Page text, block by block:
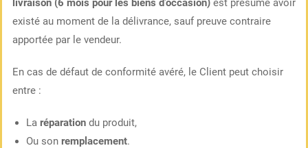
livraison (6 mois pour les biens d’occasion)est présumé avoir
existé au moment de la délivrance, sauf preuve contraire
apportée par le vendeur.
En cas de défaut de conformité avéré, le Client peut choisir
entre :
La réparationdu produit,
Ou son remplacement.